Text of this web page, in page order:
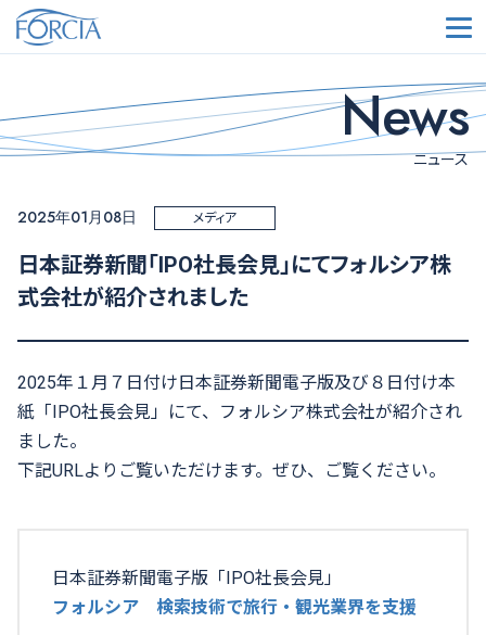
メ
News
ニュース
2025年01月08日 メディア
日本証券新聞「IPO社長会見」にてフォルシア株
式会社が紹介されました
2025年１月７日付け日本証券新聞電子版及び８日付け本
紙「IPO社長会見」にて、フォルシア株式会社が紹介され
ました。
下記URLよりご覧いただけます。ぜひ、ご覧ください。
日本証券新聞電子版「IPO社長会見」
フォルシア 検索技術で旅行・観光業界を支援